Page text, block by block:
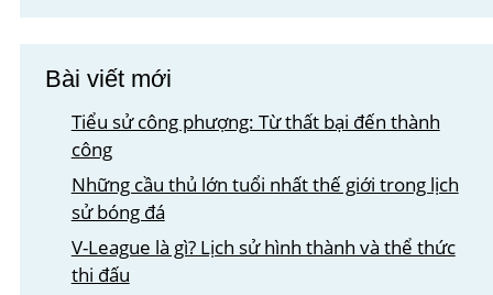
Bài viết mới
Tiểu sử công phượng: Từ thất bại đến thành
công
Những cầu thủ lớn tuổi nhất thế giới trong lịch
sử bóng đá
V-League là gì? Lịch sử hình thành và thể thức
thi đấu